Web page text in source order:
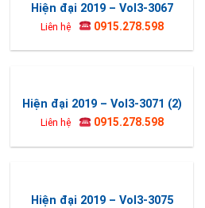
Hiện đại 2019 – Vol3-3067
Liên hệ 0915.278.598
Hiện đại 2019 – Vol3-3071 (2)
Liên hệ 0915.278.598
Hiện đại 2019 – Vol3-3075